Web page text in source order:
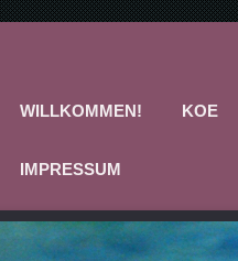
WILLKOMMEN! KOE
IMPRESSUM